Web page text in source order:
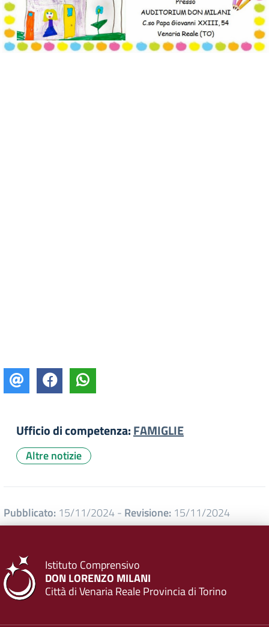
Ufficio di competenza:FAMIGLIE
Altre notizie
Pubblicato: 15/11/2024- Revisione: 15/11/2024
Istituto Comprensivo
DON LORENZO MILANI
Città di Venaria Reale Provincia di Torino